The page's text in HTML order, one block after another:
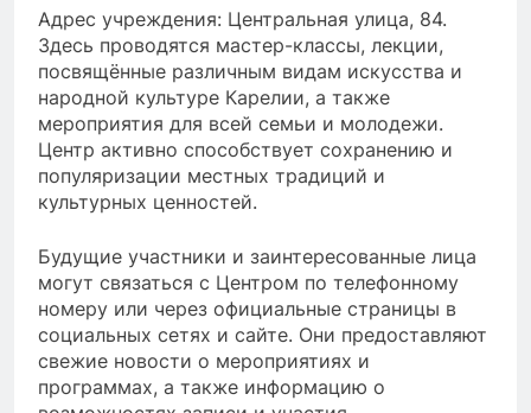
Адрес учреждения: Центральная улица, 84.
Здесь проводятся мастер-классы, лекции,
посвящённые различным видам искусства и
народной культуре Карелии, а также
мероприятия для всей семьи и молодежи.
Центр активно способствует сохранению и
популяризации местных традиций и
культурных ценностей.
Будущие участники и заинтересованные лица
могут связаться с Центром по телефонному
номеру или через официальные страницы в
социальных сетях и сайте. Они предоставляют
свежие новости о мероприятиях и
программах, а также информацию о